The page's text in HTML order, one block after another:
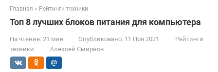
Главная » Рейтинги техники
Топ 8 лучших блоков питания для компьютера
На чтение: 21 мин Опубликовано: 11 Ноя 2021
Рейтинги
техники
Алексей Смирнов